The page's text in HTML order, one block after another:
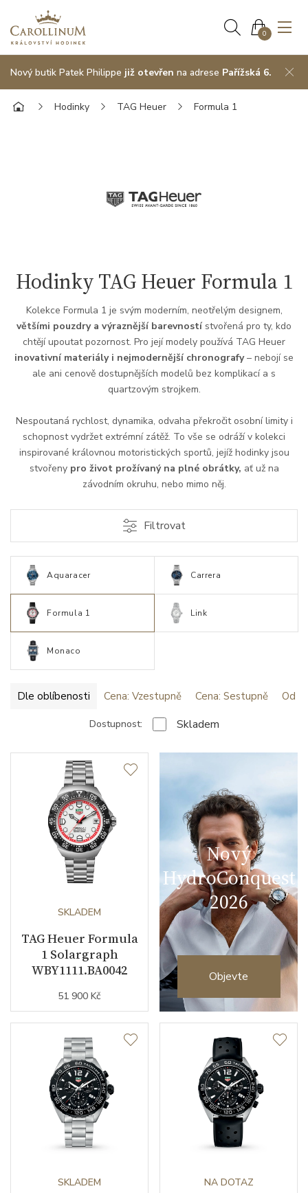
0
Nový butik Patek Philippe již otevřen na adrese Pařížská 6.
Hodinky TAG Heuer Formula 1
Hodinky TAG Heuer Formula 1
Kolekce Formula 1 je svým moderním, neotřelým designem,
většími pouzdry a výraznější barevností stvořená pro ty, kdo
chtějí upoutat pozornost. Pro její modely používá TAG Heuer
inovativní materiály i nejmodernější chronografy– nebojí se
ale ani cenově dostupnějších modelů bez komplikací a s
quartzovým strojkem.
Nespoutaná rychlost, dynamika, odvaha překročit osobní limity i
schopnost vydržet extrémní zátěž. To vše se odráží v kolekci
inspirované královnou motoristických sportů, jejíž hodinky jsou
stvořeny pro život prožívaný na plné obrátky, ať už na
závodním okruhu, nebo mimo něj.
Filtrovat
Aquaracer Carrera
Formula 1 Link
Monaco
Dle oblíbenosti Cena: Vzestupně Cena: Sestupně Od
Dostupnost: Skladem
SKLADEM
TAG Heuer Formula
1 Solargraph
WBY1111.BA0042
51 900 Kč
Nový
HydroConquest
2026
Objevte
SKLADEM NA DOTAZ